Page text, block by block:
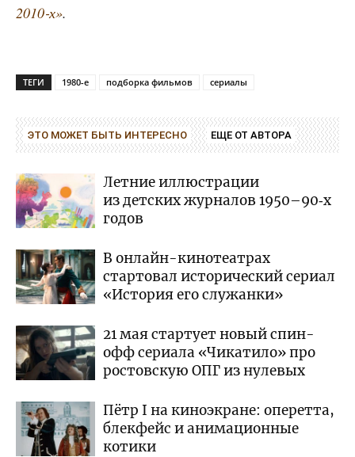
2010‑х».
ТЕГИ 1980-е подборка фильмов сериалы
ЭТО МОЖЕТ БЫТЬ ИНТЕРЕСНО ЕЩЕ ОТ АВТОРА
Летние иллюстрации
из детских журналов 1950–90‑х
годов
В онлайн-кинотеатрах
стартовал исторический сериал
«История его служанки»
21 мая стартует новый спин-
офф сериала «Чикатило» про
ростовскую ОПГ из нулевых
Пётр I на киноэкране: оперетта,
блекфейс и анимационные
котики